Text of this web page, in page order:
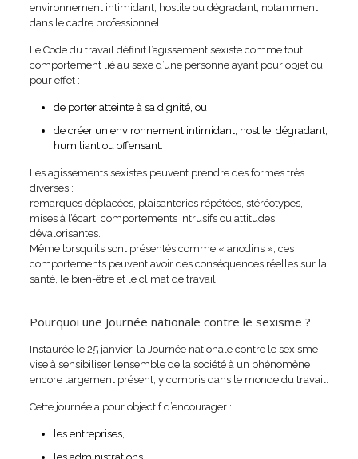
environnement intimidant, hostile ou dégradant, notamment
dans le cadre professionnel.
Le Code du travail définit l’agissement sexiste comme tout
comportement lié au sexe d’une personne ayant pour objet ou
pour effet :
de porter atteinte à sa dignité, ou
de créer un environnement intimidant, hostile, dégradant,
humiliant ou offensant.
Les agissements sexistes peuvent prendre des formes très
diverses :
remarques déplacées, plaisanteries répétées, stéréotypes,
mises à l’écart, comportements intrusifs ou attitudes
dévalorisantes.
Même lorsqu’ils sont présentés comme « anodins », ces
comportements peuvent avoir des conséquences réelles sur la
santé, le bien-être et le climat de travail.
Pourquoi une Journée nationale contre le sexisme ?
Instaurée le 25 janvier, la Journée nationale contre le sexisme
vise à sensibiliser l’ensemble de la société à un phénomène
encore largement présent, y compris dans le monde du travail.
Cette journée a pour objectif d’encourager :
les entreprises,